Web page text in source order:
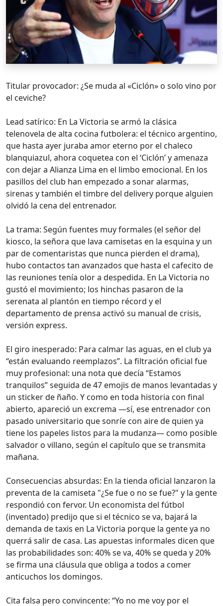
Titular provocador: ¿Se muda al «Ciclón» o solo vino por
el ceviche?
Lead satírico: En La Victoria se armó la clásica
telenovela de alta cocina futbolera: el técnico argentino,
que hasta ayer juraba amor eterno por el chaleco
blanquiazul, ahora coquetea con el ‘Ciclón’ y amenaza
con dejar a Alianza Lima en el limbo emocional. En los
pasillos del club han empezado a sonar alarmas,
sirenas y también el timbre del delivery porque alguien
olvidó la cena del entrenador.
La trama: Según fuentes muy formales (el señor del
kiosco, la señora que lava camisetas en la esquina y un
par de comentaristas que nunca pierden el drama),
hubo contactos tan avanzados que hasta el cafecito de
las reuniones tenía olor a despedida. En La Victoria no
gustó el movimiento; los hinchas pasaron de la
serenata al plantón en tiempo récord y el
departamento de prensa activó su manual de crisis,
versión express.
El giro inesperado: Para calmar las aguas, en el club ya
“están evaluando reemplazos”. La filtración oficial fue
muy profesional: una nota que decía “Estamos
tranquilos” seguida de 47 emojis de manos levantadas y
un sticker de ñaño. Y como en toda historia con final
abierto, apareció un excrema —sí, ese entrenador con
pasado universitario que sonríe con aire de quien ya
tiene los papeles listos para la mudanza— como posible
salvador o villano, según el capítulo que se transmita
mañana.
Consecuencias absurdas: En la tienda oficial lanzaron la
preventa de la camiseta "¿Se fue o no se fue?" y la gente
respondió con fervor. Un economista del fútbol
(inventado) predijo que si el técnico se va, bajará la
demanda de taxis en La Victoria porque la gente ya no
querrá salir de casa. Las apuestas informales dicen que
las probabilidades son: 40% se va, 40% se queda y 20%
se firma una cláusula que obliga a todos a comer
anticuchos los domingos.
Cita falsa pero convincente: “Yo no me voy por el